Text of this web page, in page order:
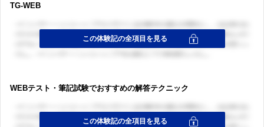
TG-WEB
WEBテスト・筆記試験でおすすめの解答テクニック